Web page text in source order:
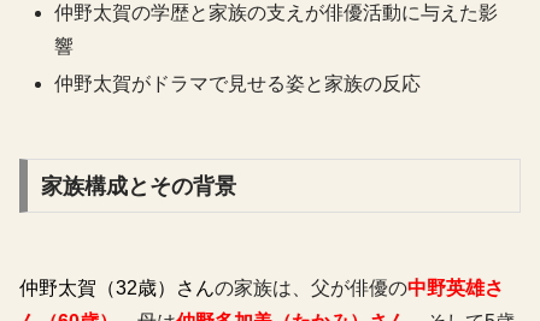
仲野太賀の学歴と家族の支えが俳優活動に与えた影
響
仲野太賀がドラマで見せる姿と家族の反応
家族構成とその背景
仲野太賀（32歳）さんの家族は、父が俳優の中野英雄さ